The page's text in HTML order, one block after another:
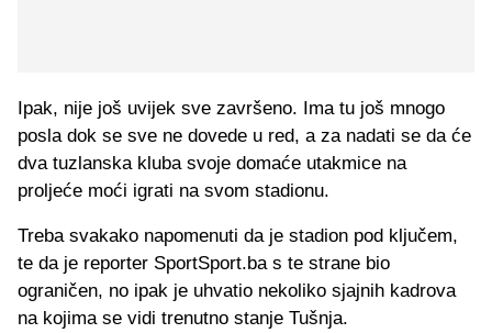
Ipak, nije još uvijek sve završeno. Ima tu još mnogo
posla dok se sve ne dovede u red, a za nadati se da će
dva tuzlanska kluba svoje domaće utakmice na
proljeće moći igrati na svom stadionu.
Treba svakako napomenuti da je stadion pod ključem,
te da je reporter SportSport.ba s te strane bio
ograničen, no ipak je uhvatio nekoliko sjajnih kadrova
na kojima se vidi trenutno stanje Tušnja.